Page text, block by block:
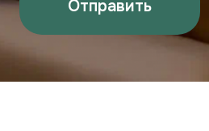
ИНН: 211604706723